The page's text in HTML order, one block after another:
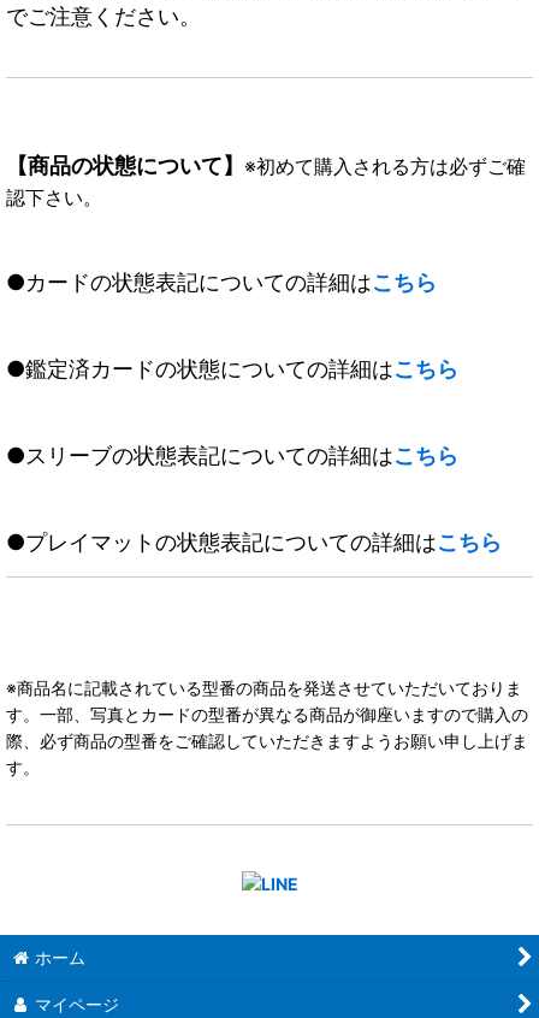
でご注意ください。
【商品の状態について】 ※初めて購入される方は必ずご確
認下さい。
●カードの状態表記についての詳細はこちら
●鑑定済カードの状態についての詳細はこちら
●スリーブの状態表記についての詳細はこちら
●プレイマットの状態表記についての詳細はこちら
※商品名に記載されている型番の商品を発送させていただいておりま
す。一部、写真とカードの型番が異なる商品が御座いますので購入の
際、必ず商品の型番をご確認していただきますようお願い申し上げま
す。
ホーム
マイページ